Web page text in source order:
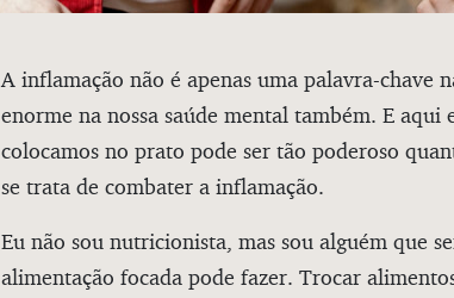
A inflamação não é apenas uma palavra-chave
enorme na nossa saúde mental também. E aqui
colocamos no prato pode ser tão poderoso
se trata de combater a inflamação.
Eu não sou nutricionista, mas sou alguém que
alimentação focada pode fazer. Trocar